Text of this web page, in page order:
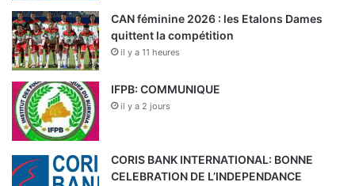
CAN féminine 2026 : les Etalons Dames
quittent la compétition
il y a 11 heures
IFPB: COMMUNIQUE
il y a 2 jours
CORIS BANK INTERNATIONAL: BONNE
CELEBRATION DE L’INDEPENDANCE